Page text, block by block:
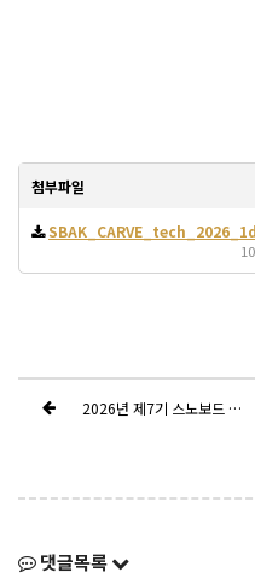
첨부파일
2026년 제7기 스노보드 지도요원(티칭 Ⅱ) 자격시험 운영(안)
댓글목록